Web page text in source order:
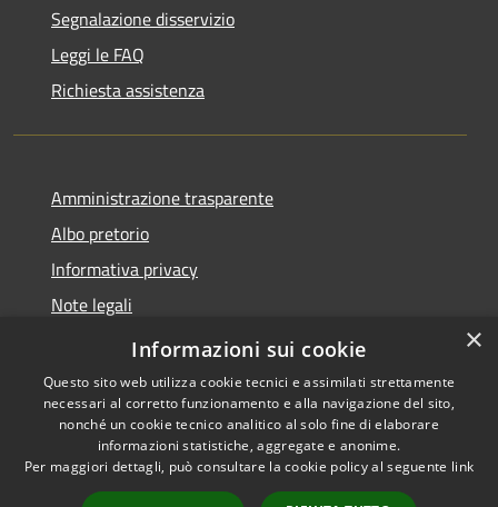
Segnalazione disservizio
Leggi le FAQ
Richiesta assistenza
Amministrazione trasparente
Albo pretorio
Informativa privacy
Note legali
Dichiarazione di accessibilità
Accessibilità
Copyright © 2026 • Comune di
San Vito - Sardegna • Powered
×
Informazioni sui cookie
Questo sito web utilizza cookie tecnici e assimilati strettamente
necessari al corretto funzionamento e alla navigazione del sito,
nonché un cookie tecnico analitico al solo fine di elaborare
informazioni statistiche, aggregate e anonime.
Per maggiori dettagli, può consultare la cookie policy al seguente link